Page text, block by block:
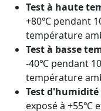
Test à haute
+80℃ pendant
température
Test à basse
-40℃ pendant
température
Test d'humidité
exposé à +55℃